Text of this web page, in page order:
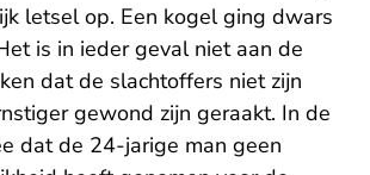
letsel op. Een kogel ging dwars
is in ieder geval niet aan de
dat de slachtoffers niet zijn
gewond zijn geraakt. In de
dat de 24-jarige man geen